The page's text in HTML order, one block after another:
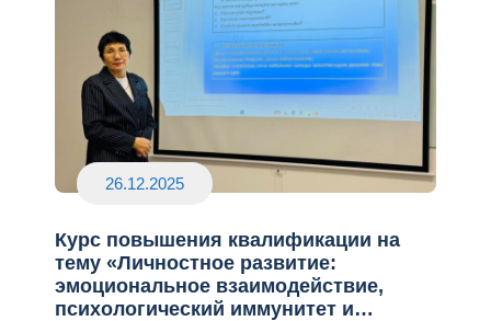
26.12.2025
Курс повышения квалификации на
тему «Личностное развитие:
эмоциональное взаимодействие,
психологический иммунитет и